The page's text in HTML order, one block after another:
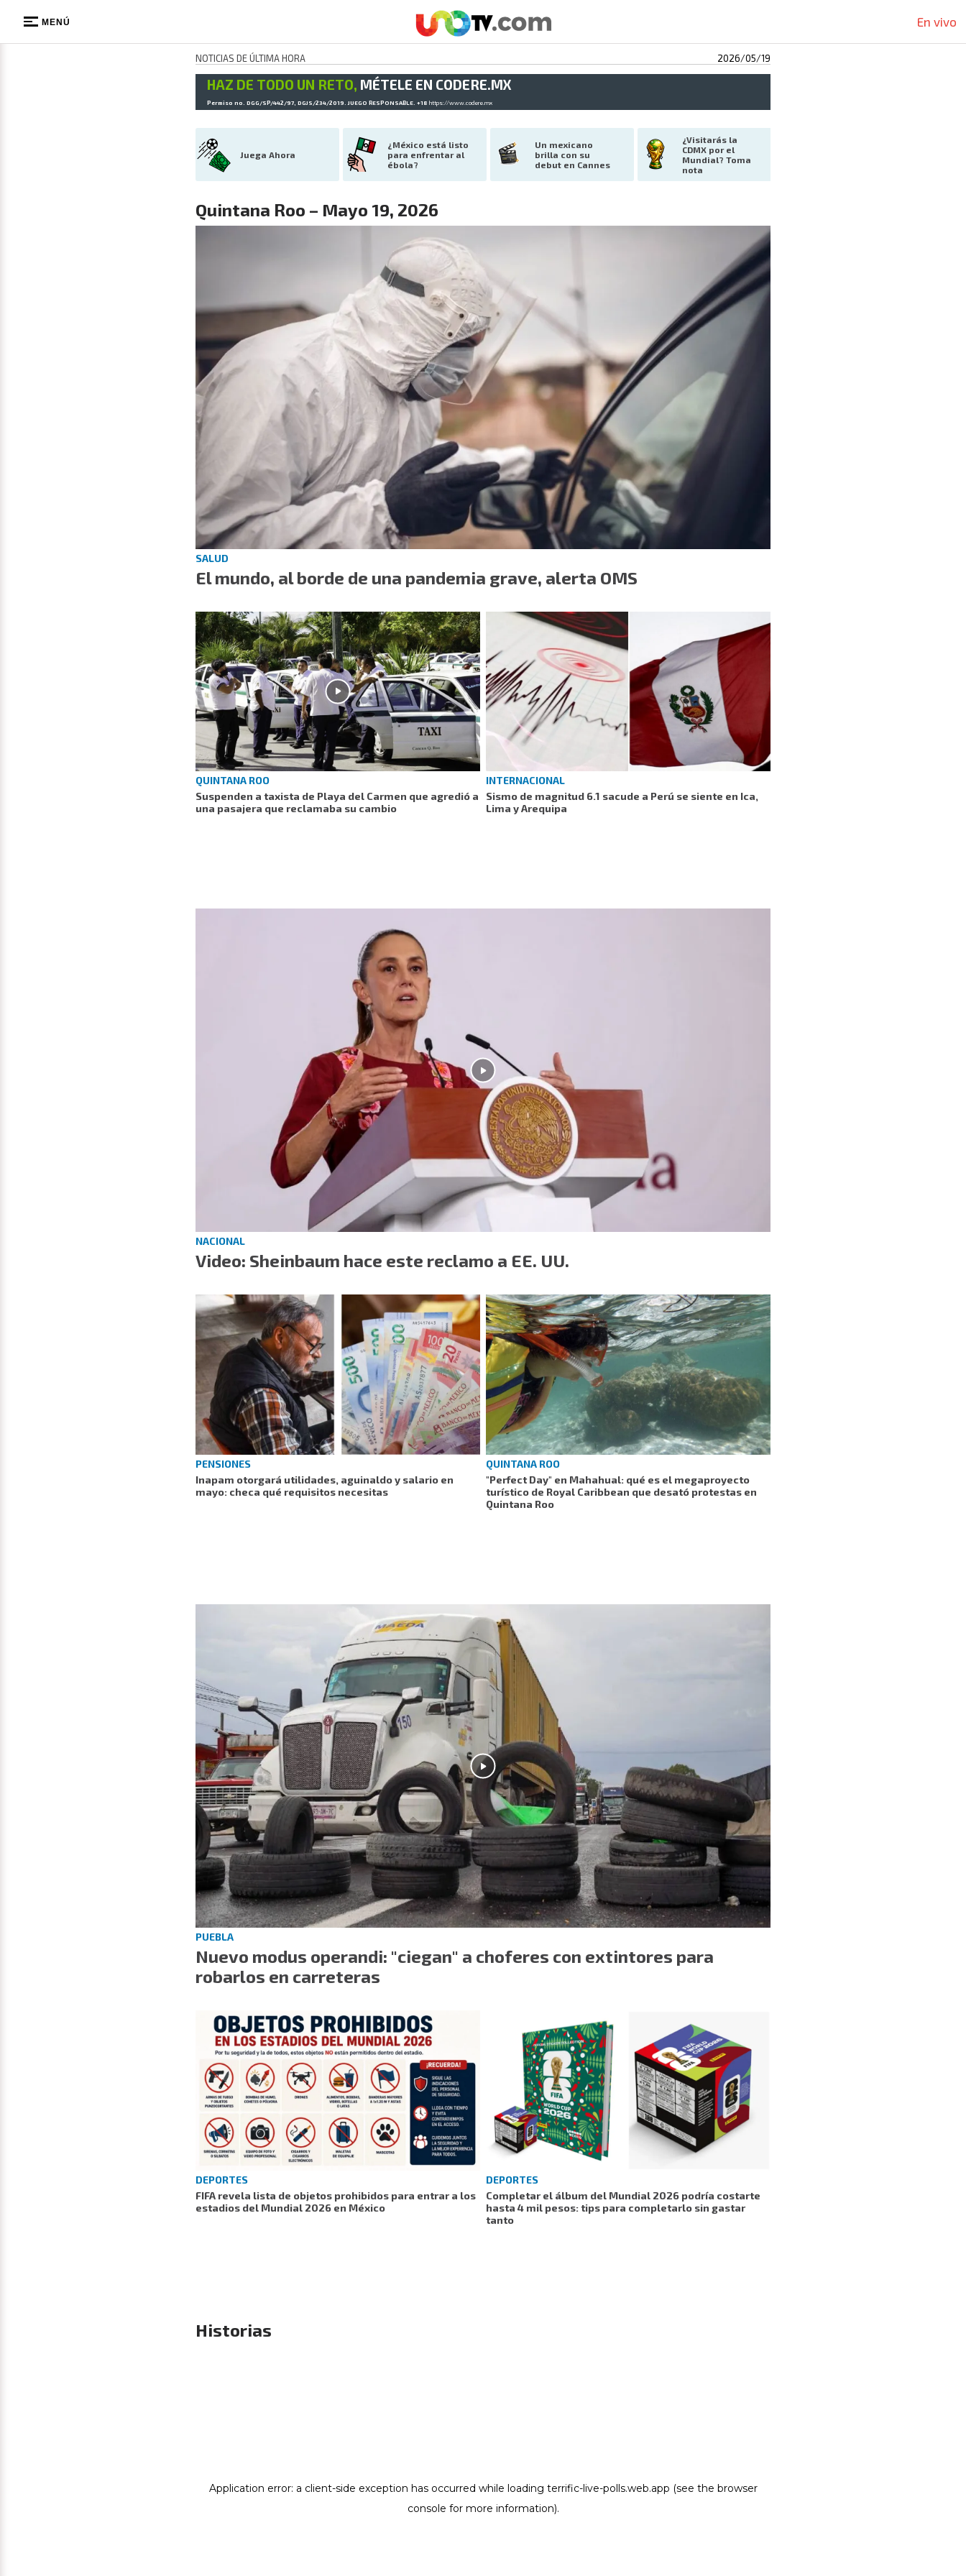
MENÚ En vivo
NOTICIAS DE ÚLTIMA HORA 2026/05/19
HAZ DE TODO UN RETO, MÉTELE EN CODERE.MX
Permiso no. DGG/SP/442/97, DGJS/234/2019. JUEGO RESPONSABLE. +18 https://www.codere.mx
Juega Ahora
¿México está listo
para enfrentar al
ébola?
Un mexicano
brilla con su
debut en Cannes
¿Visitarás la
CDMX por el
Mundial? Toma
nota
Quintana Roo – Mayo 19, 2026
SALUD
El mundo, al borde de una pandemia grave, alerta OMS
QUINTANA ROO
Suspenden a taxista de Playa del Carmen que agredió a
una pasajera que reclamaba su cambio
INTERNACIONAL
Sismo de magnitud 6.1 sacude a Perú se siente en Ica,
Lima y Arequipa
NACIONAL
Video: Sheinbaum hace este reclamo a EE. UU.
PENSIONES
Inapam otorgará utilidades, aguinaldo y salario en
mayo: checa qué requisitos necesitas
QUINTANA ROO
"Perfect Day" en Mahahual: qué es el megaproyecto
turístico de Royal Caribbean que desató protestas en
Quintana Roo
PUEBLA
Nuevo modus operandi: "ciegan" a choferes con extintores para
robarlos en carreteras
DEPORTES
FIFA revela lista de objetos prohibidos para entrar a los
estadios del Mundial 2026 en México
DEPORTES
Completar el álbum del Mundial 2026 podría costarte
hasta 4 mil pesos: tips para completarlo sin gastar
tanto
Historias